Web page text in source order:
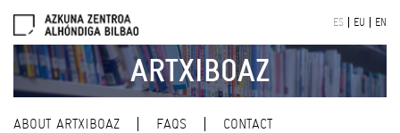
navigation
ES EU EN
ARTXIBOAZ
ABOUT ARTXIBOAZ FAQS CONTACT